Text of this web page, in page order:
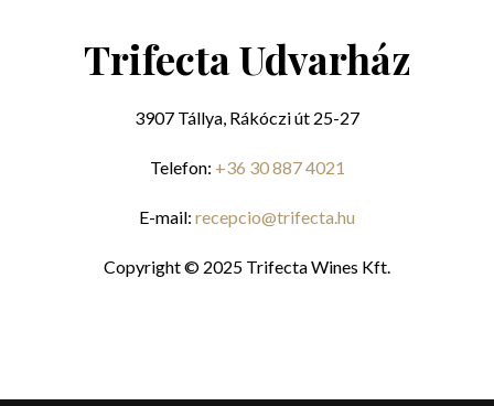
Trifecta Udvarház
3907 Tállya, Rákóczi út 25-27
Telefon: +36 30 887 4021
E-mail: recepcio@trifecta.hu
Copyright © 2025 Trifecta Wines Kft.